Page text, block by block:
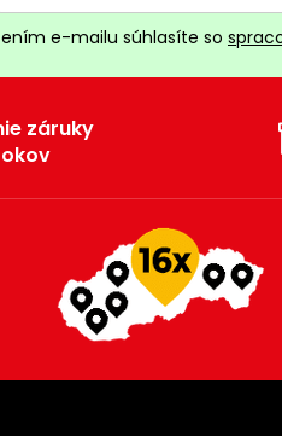
e-mailu súhlasíte so
záruky